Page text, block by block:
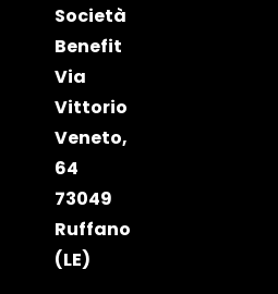
Società
Benefit
Via
Vittorio
Veneto,
64
73049
Ruffano
(LE)